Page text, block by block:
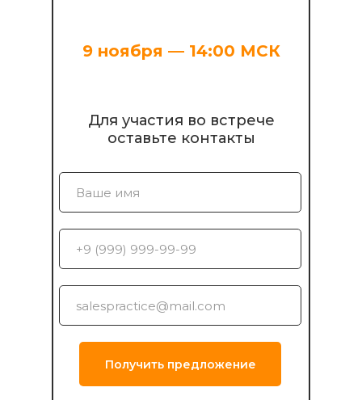
Для участия во встрече
оставьте контакты
9 ноября — 14:00 МСК
Получить предложение